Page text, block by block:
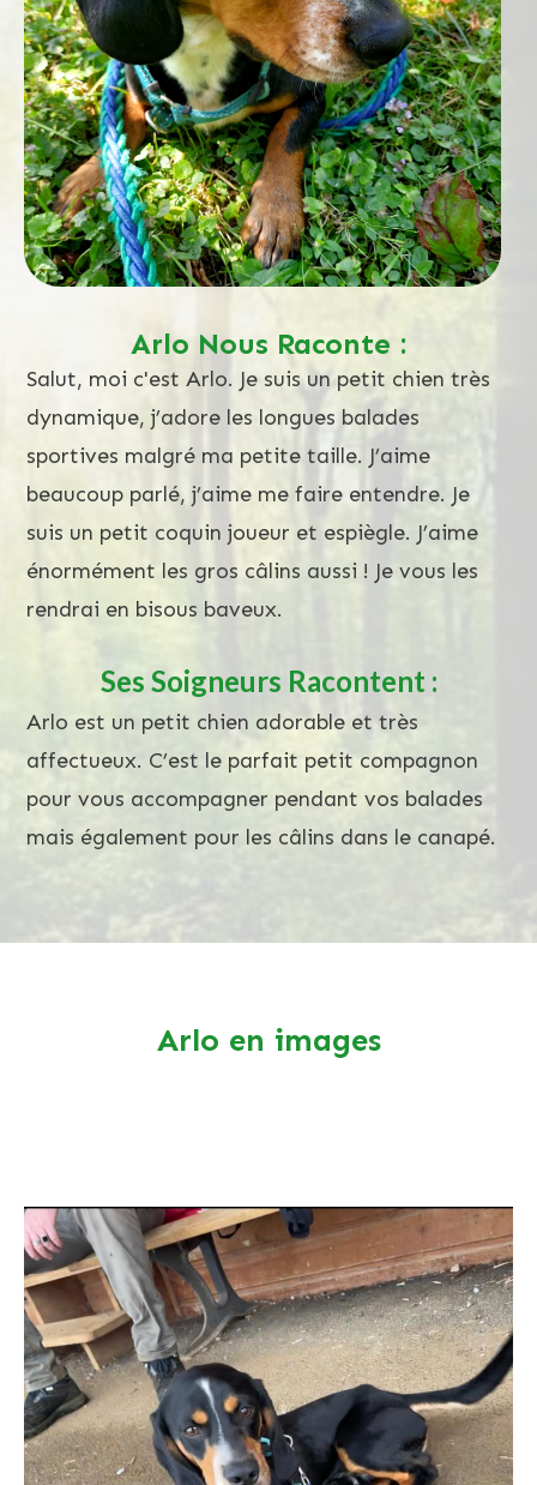
Arlo Nous Raconte :
Salut, moi c'est Arlo. Je suis un petit chien très
dynamique, j’adore les longues balades
sportives malgré ma petite taille. J’aime
beaucoup parlé, j’aime me faire entendre. Je
suis un petit coquin joueur et espiègle. J’aime
énormément les gros câlins aussi ! Je vous les
rendrai en bisous baveux.
Ses Soigneurs Racontent :
Arlo est un petit chien adorable et très
affectueux. C’est le parfait petit compagnon
pour vous accompagner pendant vos balades
mais également pour les câlins dans le canapé.
Arlo en images